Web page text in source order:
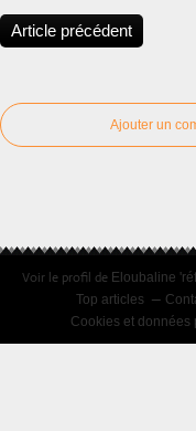
Article précédent
Ajouter un
Voir le profil de Eloubaline
Top articles
Cookies et données